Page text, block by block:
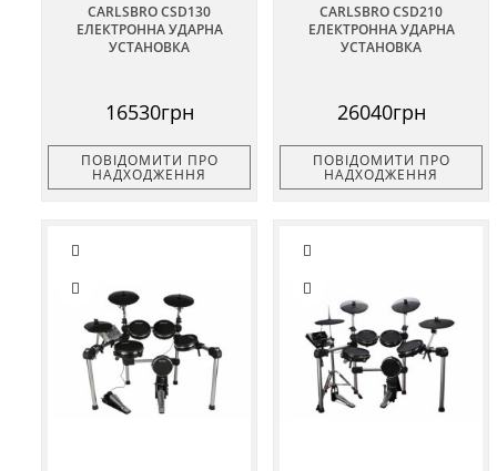
CARLSBRO CSD130
ЕЛЕКТРОННА УДАРНА
УСТАНОВКА
16530грн
ПОВІДОМИТИ ПРО
НАДХОДЖЕННЯ
CARLSBRO CSD210
ЕЛЕКТРОННА УДАРНА
УСТАНОВКА
26040грн
ПОВІДОМИТИ ПРО
НАДХОДЖЕННЯ